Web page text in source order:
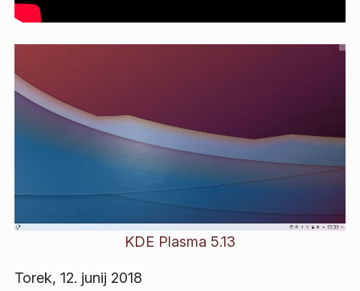
KDE Plasma 5.13
Torek, 12. junij 2018